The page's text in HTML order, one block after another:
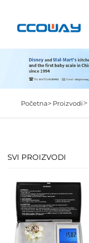
Početna> Proizvodi>
SVI PROIZVODI